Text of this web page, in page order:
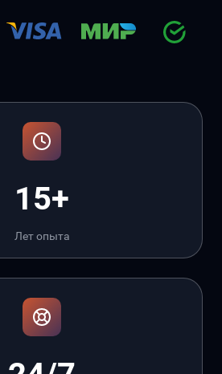
15+
Лет опыта